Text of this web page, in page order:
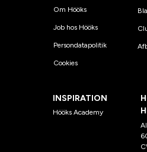
Om Hööks
Job hos Hööks
Persondatapolitik
Cookies
INSPIRATION
Hööks Academy